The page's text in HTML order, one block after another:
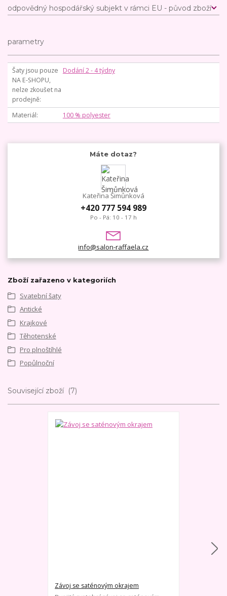
odpovědný hospodářský subjekt v rámci EU - původ zboží
parametry
Šaty jsou pouze
NA E-SHOPU,
nelze zkoušet na
prodejně
Dodání 2 - 4 týdny
Materiál 100 % polyester
Máte dotaz?
Kateřina Šimůnková
+420 777 594 989
Po - Pá: 10 - 17 h
info@salon-raffaela.cz
Zboží zařazeno v kategoriích
Svatební šaty
Antické
Krajkové
Těhotenské
Pro plnoštíhlé
Popůlnoční
Související zboží 7
Závoj se saténovým okrajem